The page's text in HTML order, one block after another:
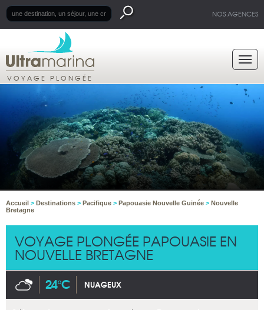
NOS AGENCES
VOYAGE PLONGÉE
Accueil > Destinations > Pacifique > Papouasie Nouvelle Guinée > Nouvelle
Bretagne
VOYAGE PLONGÉE PAPOUASIE EN
NOUVELLE BRETAGNE
24°C NUAGEUX